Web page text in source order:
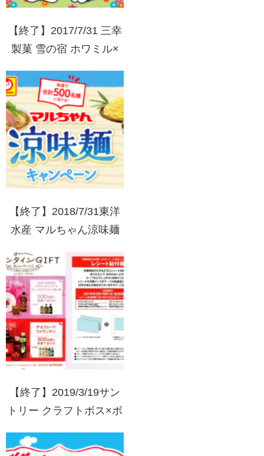
【終了】2017/7/31 三幸
製菓 雪の宿 ホワミル×
ょこのるぬいぐるみプレ
ゼントキャンペーン
【終了】2018/7/31東洋
水産 マルちゃん涼味麺
【終了】2019/3/19サン
トリー クラフトボス×ボ
インGIFTキャンペーン